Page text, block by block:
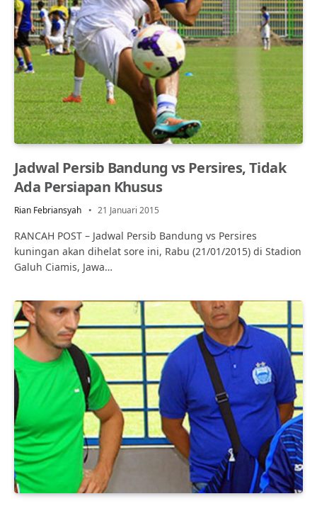
Jadwal Persib Bandung vs Persires, Tidak
Ada Persiapan Khusus
Rian Febriansyah 21 Januari 2015
RANCAH POST – Jadwal Persib Bandung vs Persires
kuningan akan dihelat sore ini, Rabu (21/01/2015) di Stadion
Galuh Ciamis, Jawa…